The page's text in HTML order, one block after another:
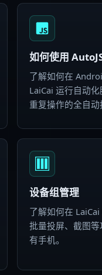
如何使用
了解如何在
LaiCai 运行自动
重复操作的全自动
设备组管理
了解如何在
批量投屏、截图
有手机。